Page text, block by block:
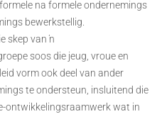
na formele ondernemings
bewerkstellig.
skep van ŉ
soos die jeug, vroue en
vorm ook deel van ander
te ondersteun, insluitend die
ontwikkelingsraamwerk wat in